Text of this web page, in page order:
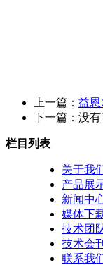
上一篇： 益
下一篇：没有
栏目列表
关于我
产品展
新闻中
媒体下
技术团
技术会刊
联系我